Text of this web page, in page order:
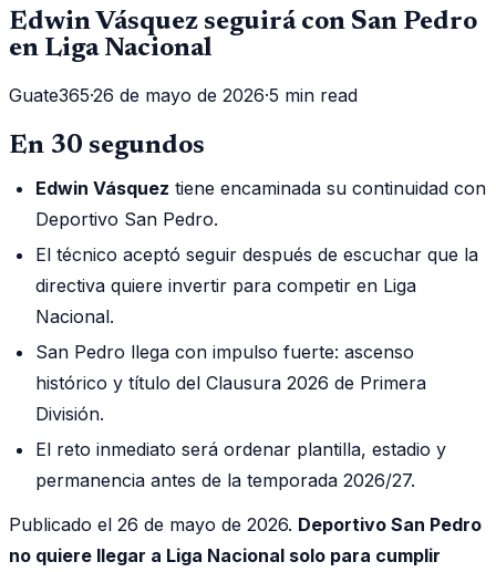
Edwin Vásquez seguirá con San Pedro
en Liga Nacional
Guate365·26 de mayo de 2026·5 min read
En 30 segundos
Edwin Vásquez tiene encaminada su continuidad con
Deportivo San Pedro.
El técnico aceptó seguir después de escuchar que la
directiva quiere invertir para competir en Liga
Nacional.
San Pedro llega con impulso fuerte: ascenso
histórico y título del Clausura 2026 de Primera
División.
El reto inmediato será ordenar plantilla, estadio y
permanencia antes de la temporada 2026/27.
Publicado el 26 de mayo de 2026. Deportivo San Pedro
no quiere llegar a Liga Nacional solo para cumplir